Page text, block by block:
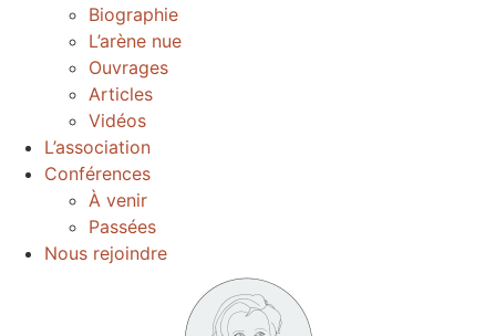
Biographie
L’arène nue
Ouvrages
Articles
Vidéos
L’association
Conférences
À venir
Passées
Nous rejoindre